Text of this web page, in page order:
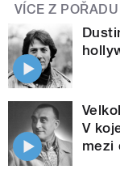
VÍCE Z POŘADU
V
mezi